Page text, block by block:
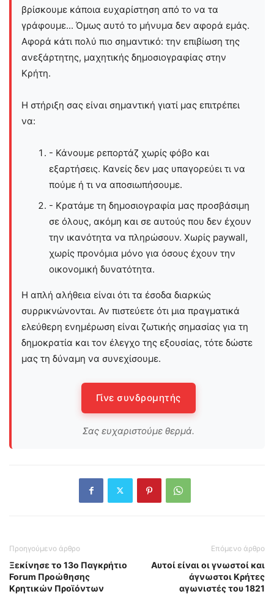
βρίσκουμε κάποια ευχαρίστηση από το να τα
γράφουμε... Όμως αυτό το μήνυμα δεν αφορά εμάς.
Αφορά κάτι πολύ πιο σημαντικό: την επιβίωση της
ανεξάρτητης, μαχητικής δημοσιογραφίας στην
Kρήτη.
Η στήριξη σας είναι σημαντική γιατί μας επιτρέπει
να:
- Κάνουμε ρεπορτάζ χωρίς φόβο και
εξαρτήσεις. Κανείς δεν μας υπαγορεύει τι να
πούμε ή τι να αποσιωπήσουμε.
- Κρατάμε τη δημοσιογραφία μας προσβάσιμη
σε όλους, ακόμη και σε αυτούς που δεν έχουν
την ικανότητα να πληρώσουν. Χωρίς paywall,
χωρίς προνόμια μόνο για όσους έχουν την
οικονομική δυνατότητα.
Η απλή αλήθεια είναι ότι τα έσοδα διαρκώς
συρρικνώνονται. Αν πιστεύετε ότι μια πραγματικά
ελεύθερη ενημέρωση είναι ζωτικής σημασίας για τη
δημοκρατία και τον έλεγχο της εξουσίας, τότε δώστε
μας τη δύναμη να συνεχίσουμε.
Γίνε συνδρομητής
Σας ευχαριστούμε θερμά.
Προηγούμενο άρθρο
Ξεκίνησε το 13ο Παγκρήτιο
Forum Προώθησης
Κρητικών Προϊόντων
Επόμενο άρθρο
Αυτοί είναι οι γνωστοί και
άγνωστοι Κρήτες
αγωνιστές του 1821